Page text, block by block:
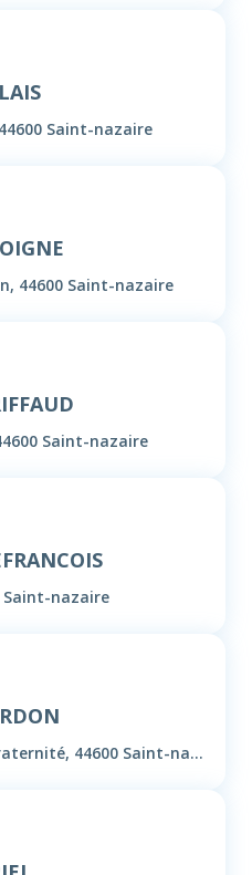
Saint-nazaire
44600 Saint-nazaire
Saint-nazaire
Saint-nazaire
34bis Boulevard de la Fraternité, 44600 Saint-nazaire